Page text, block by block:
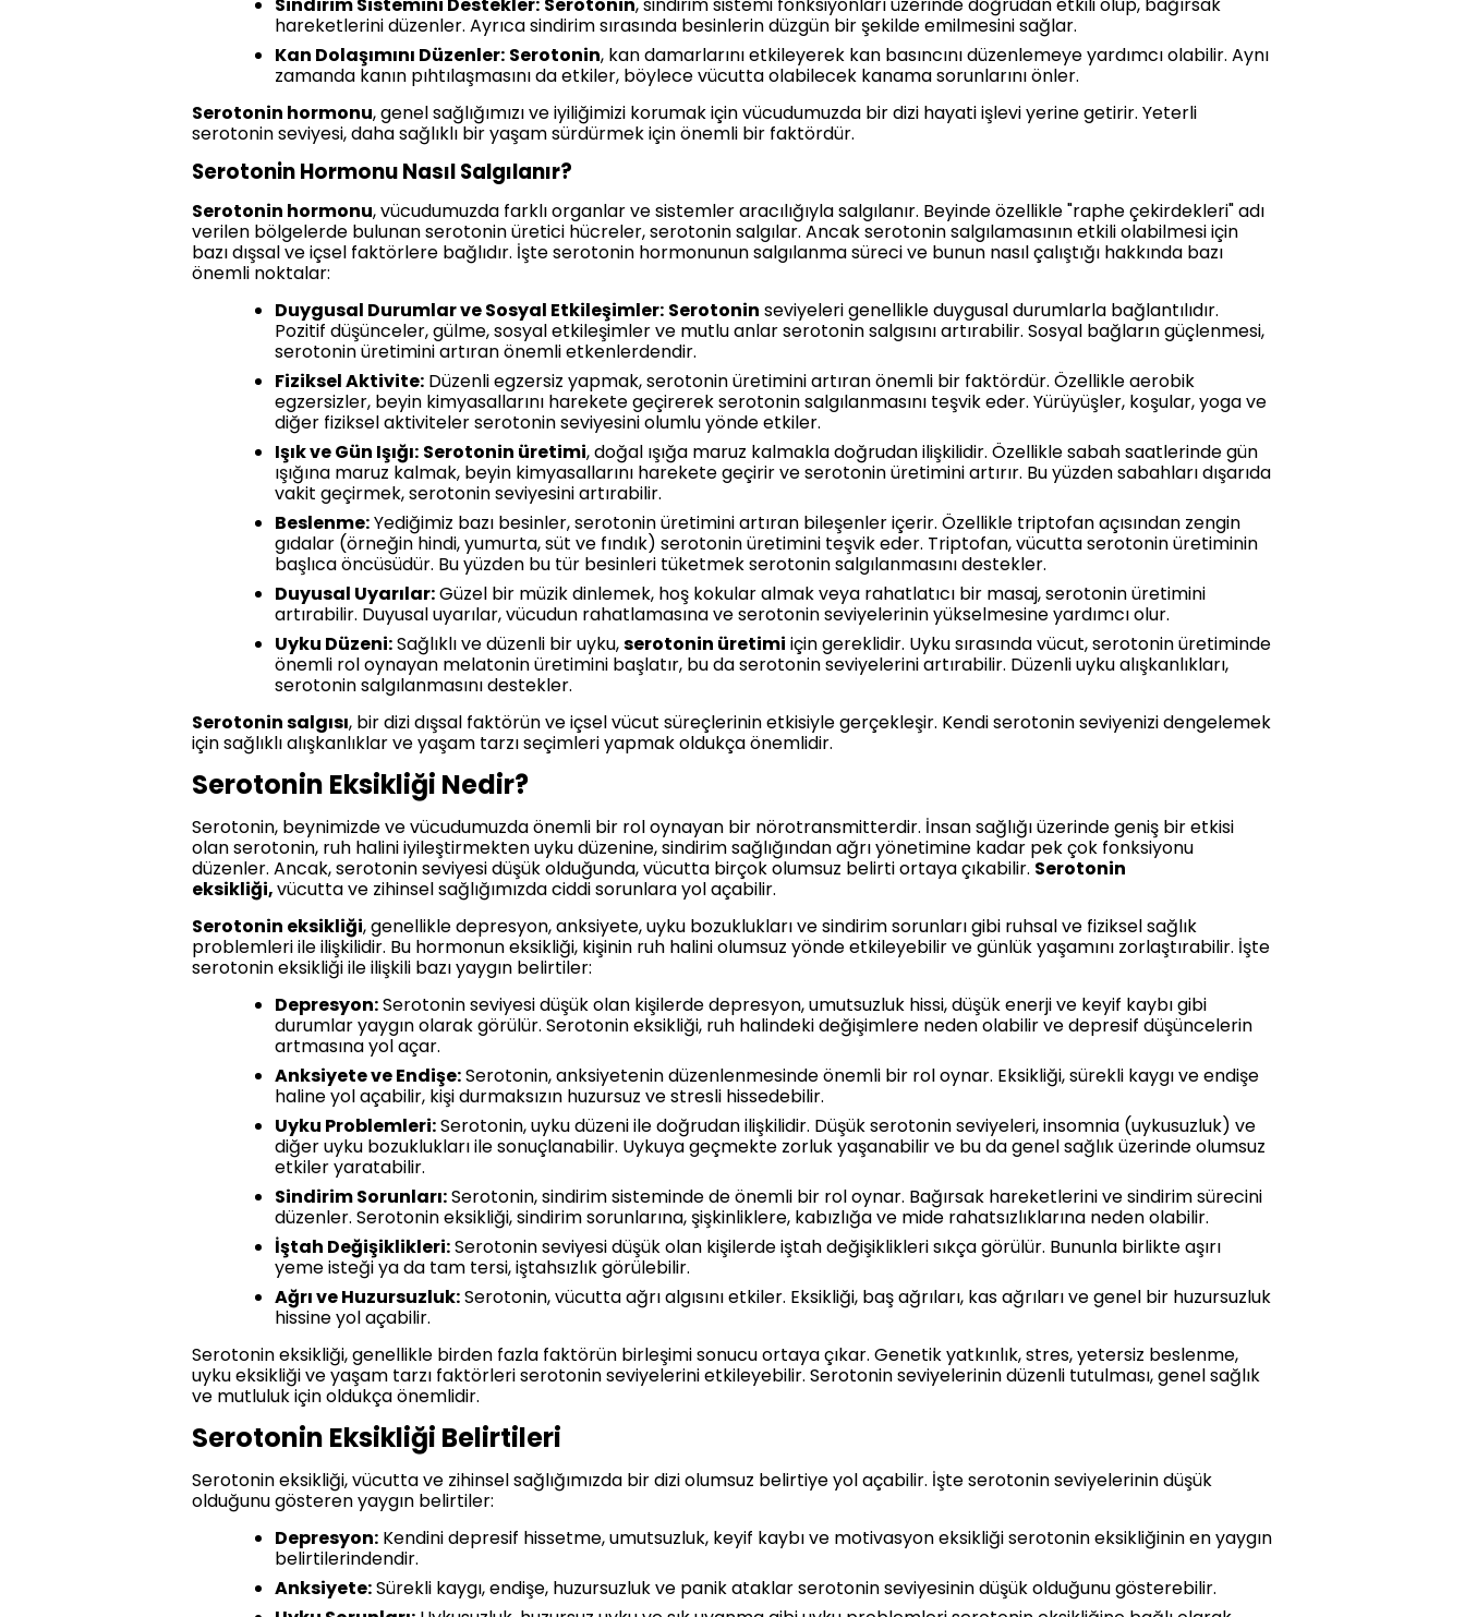
hareketlerini düzenler. Ayrıca sindirim sırasında besinlerin düzgün bir şekilde emilmesini sağlar.
Kan Dolaşımını Düzenler: Serotonin, kan damarlarını etkileyerek kan basıncını düzenlemeye yardımcı olabilir. Aynı
zamanda kanın pıhtılaşmasını da etkiler, böylece vücutta olabilecek kanama sorunlarını önler.
Serotonin hormonu, genel sağlığımızı ve iyiliğimizi korumak için vücudumuzda bir dizi hayati işlevi yerine getirir. Yeterli
serotonin seviyesi, daha sağlıklı bir yaşam sürdürmek için önemli bir faktördür.
Serotonin Hormonu Nasıl Salgılanır?
Serotonin hormonu, vücudumuzda farklı organlar ve sistemler aracılığıyla salgılanır. Beyinde özellikle "raphe çekirdekleri" adı
verilen bölgelerde bulunan serotonin üretici hücreler, serotonin salgılar. Ancak serotonin salgılamasının etkili olabilmesi için
bazı dışsal ve içsel faktörlere bağlıdır. İşte serotonin hormonunun salgılanma süreci ve bunun nasıl çalıştığı hakkında bazı
önemli noktalar:
Duygusal Durumlar ve Sosyal Etkileşimler: Serotonin seviyeleri genellikle duygusal durumlarla bağlantılıdır.
Pozitif düşünceler, gülme, sosyal etkileşimler ve mutlu anlar serotonin salgısını artırabilir. Sosyal bağların güçlenmesi,
serotonin üretimini artıran önemli etkenlerdendir.
Fiziksel Aktivite: Düzenli egzersiz yapmak, serotonin üretimini artıran önemli bir faktördür. Özellikle aerobik
egzersizler, beyin kimyasallarını harekete geçirerek serotonin salgılanmasını teşvik eder. Yürüyüşler, koşular, yoga ve
diğer fiziksel aktiviteler serotonin seviyesini olumlu yönde etkiler.
Işık ve Gün Işığı: Serotonin üretimi, doğal ışığa maruz kalmakla doğrudan ilişkilidir. Özellikle sabah saatlerinde gün
ışığına maruz kalmak, beyin kimyasallarını harekete geçirir ve serotonin üretimini artırır. Bu yüzden sabahları dışarıda
vakit geçirmek, serotonin seviyesini artırabilir.
Beslenme:Yediğimiz bazı besinler, serotonin üretimini artıran bileşenler içerir. Özellikle triptofan açısından zengin
gıdalar (örneğin hindi, yumurta, süt ve fındık) serotonin üretimini teşvik eder. Triptofan, vücutta serotonin üretiminin
başlıca öncüsüdür. Bu yüzden bu tür besinleri tüketmek serotonin salgılanmasını destekler.
Duyusal Uyarılar:Güzel bir müzik dinlemek, hoş kokular almak veya rahatlatıcı bir masaj, serotonin üretimini
artırabilir. Duyusal uyarılar, vücudun rahatlamasına ve serotonin seviyelerinin yükselmesine yardımcı olur.
Uyku Düzeni:Sağlıklı ve düzenli bir uyku,serotonin üretimi için gereklidir. Uyku sırasında vücut, serotonin üretiminde
önemli rol oynayan melatonin üretimini başlatır, bu da serotonin seviyelerini artırabilir. Düzenli uyku alışkanlıkları,
serotonin salgılanmasını destekler.
Serotonin salgısı, bir dizi dışsal faktörün ve içsel vücut süreçlerinin etkisiyle gerçekleşir. Kendi serotonin seviyenizi dengelemek
için sağlıklı alışkanlıklar ve yaşam tarzı seçimleri yapmak oldukça önemlidir.
Serotonin Eksikliği Nedir?
Serotonin, beynimizde ve vücudumuzda önemli bir rol oynayan bir nörotransmitterdir. İnsan sağlığı üzerinde geniş bir etkisi
olan serotonin, ruh halini iyileştirmekten uyku düzenine, sindirim sağlığından ağrı yönetimine kadar pek çok fonksiyonu
düzenler. Ancak, serotonin seviyesi düşük olduğunda, vücutta birçok olumsuz belirti ortaya çıkabilir. Serotonin
eksikliği,vücutta ve zihinsel sağlığımızda ciddi sorunlara yol açabilir.
Serotonin eksikliği, genellikle depresyon, anksiyete, uyku bozuklukları ve sindirim sorunları gibi ruhsal ve fiziksel sağlık
problemleri ile ilişkilidir. Bu hormonun eksikliği, kişinin ruh halini olumsuz yönde etkileyebilir ve günlük yaşamını zorlaştırabilir. İşte
serotonin eksikliği ile ilişkili bazı yaygın belirtiler:
Depresyon:Serotonin seviyesi düşük olan kişilerde depresyon, umutsuzluk hissi, düşük enerji ve keyif kaybı gibi
durumlar yaygın olarak görülür. Serotonin eksikliği, ruh halindeki değişimlere neden olabilir ve depresif düşüncelerin
artmasına yol açar.
Anksiyete ve Endişe:Serotonin, anksiyetenin düzenlenmesinde önemli bir rol oynar. Eksikliği, sürekli kaygı ve endişe
haline yol açabilir, kişi durmaksızın huzursuz ve stresli hissedebilir.
Uyku Problemleri:Serotonin, uyku düzeni ile doğrudan ilişkilidir. Düşük serotonin seviyeleri, insomnia (uykusuzluk) ve
diğer uyku bozuklukları ile sonuçlanabilir. Uykuya geçmekte zorluk yaşanabilir ve bu da genel sağlık üzerinde olumsuz
etkiler yaratabilir.
Sindirim Sorunları:Serotonin, sindirim sisteminde de önemli bir rol oynar. Bağırsak hareketlerini ve sindirim sürecini
düzenler. Serotonin eksikliği, sindirim sorunlarına, şişkinliklere, kabızlığa ve mide rahatsızlıklarına neden olabilir.
İştah Değişiklikleri:Serotonin seviyesi düşük olan kişilerde iştah değişiklikleri sıkça görülür. Bununla birlikte aşırı
yeme isteği ya da tam tersi, iştahsızlık görülebilir.
Ağrı ve Huzursuzluk:Serotonin, vücutta ağrı algısını etkiler. Eksikliği, baş ağrıları, kas ağrıları ve genel bir huzursuzluk
hissine yol açabilir.
Serotonin eksikliği, genellikle birden fazla faktörün birleşimi sonucu ortaya çıkar. Genetik yatkınlık, stres, yetersiz beslenme,
uyku eksikliği ve yaşam tarzı faktörleri serotonin seviyelerini etkileyebilir. Serotonin seviyelerinin düzenli tutulması, genel sağlık
ve mutluluk için oldukça önemlidir.
Serotonin Eksikliği Belirtileri
Serotonin eksikliği, vücutta ve zihinsel sağlığımızda bir dizi olumsuz belirtiye yol açabilir. İşte serotonin seviyelerinin düşük
olduğunu gösteren yaygın belirtiler:
Depresyon: Kendini depresif hissetme, umutsuzluk, keyif kaybı ve motivasyon eksikliği serotonin eksikliğinin en yaygın
belirtilerindendir.
Anksiyete:Sürekli kaygı, endişe, huzursuzluk ve panik ataklar serotonin seviyesinin düşük olduğunu gösterebilir.